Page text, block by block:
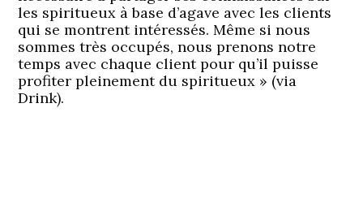
les spiritueux à base d’agave avec les clients
qui se montrent intéressés. Même si nous
sommes très occupés, nous prenons notre
temps avec chaque client pour qu’il puisse
profiter pleinement du spiritueux » (via
Drink).